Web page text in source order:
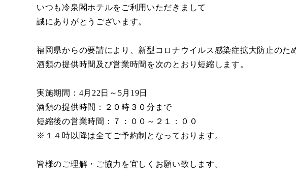
いつも冷泉閣ホテルをご利用いただきまして
誠にありがとうございます。
福岡県からの要請により、新型コロナウイルス感染症拡大防止のた
酒類の提供時間及び営業時間を次のとおり短縮します。
実施期間：4月22日～5月19日
酒類の提供時間：２０時３０分まで
短縮後の営業時間：７：００～２１：００
※１４時以降は全てご予約制となっております。
皆様のご理解・ご協力を宜しくお願い致します。